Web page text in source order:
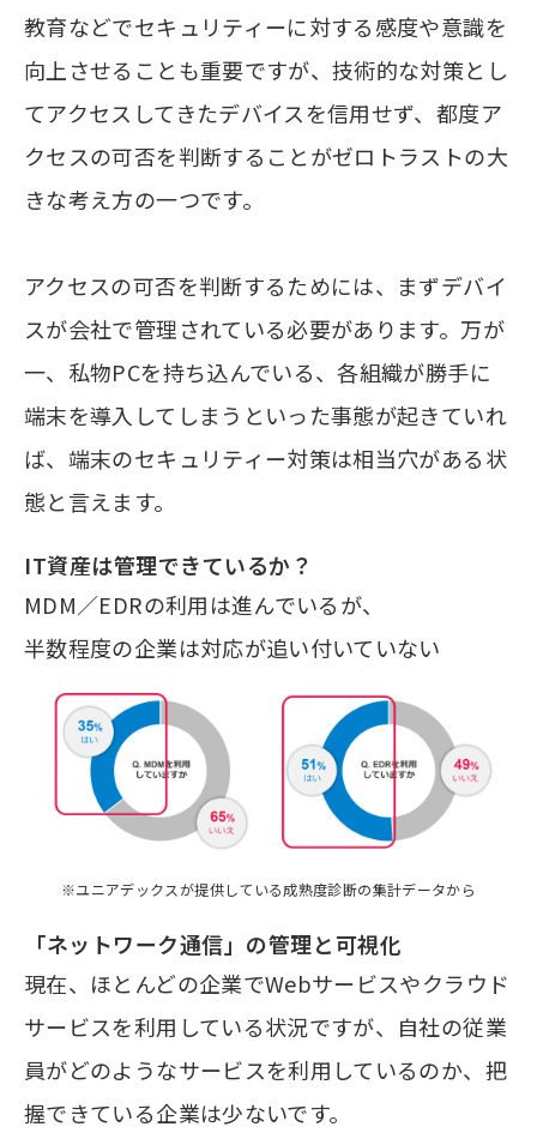
教育などでセキュリティーに対する感度や意識を
向上させることも重要ですが、技術的な対策とし
てアクセスしてきたデバイスを信用せず、都度ア
クセスの可否を判断することがゼロトラストの大
きな考え方の一つです。
アクセスの可否を判断するためには、まずデバイ
スが会社で管理されている必要があります。万が
一、私物PCを持ち込んでいる、各組織が勝手に
端末を導入してしまうといった事態が起きていれ
ば、端末のセキュリティー対策は相当穴がある状
態と言えます。
IT資産は管理できているか？
MDM／EDRの利用は進んでいるが、
半数程度の企業は対応が追い付いていない
※ユニアデックスが提供している成熟度診断の集計データから
「ネットワーク通信」の管理と可視化
現在、ほとんどの企業でWebサービスやクラウド
サービスを利用している状況ですが、自社の従業
員がどのようなサービスを利用しているのか、把
握できている企業は少ないです。